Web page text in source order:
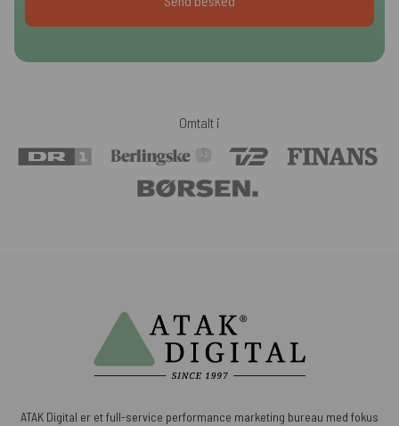
Omtalt i
ATAK Digital er et full-service performance marketing bureau med fokus